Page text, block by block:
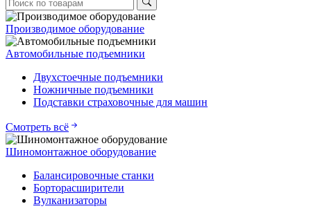
Производимое оборудование
Автомобильные подъемники
Двухстоечные подъемники
Ножничные подъемники
Подставки страховочные для машин
Смотреть всё
Шиномонтажное оборудование
Балансировочные станки
Борторасширители
Вулканизаторы